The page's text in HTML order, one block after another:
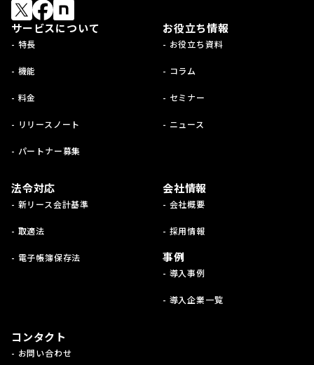
サービスについて
- 特長
- 機能
- 料金
- リリースノート
- パートナー募集
お役立ち情報
- お役立ち資料
- コラム
- セミナー
- ニュース
法令対応
- 新リース会計基準
- 取適法
- 電子帳簿保存法
会社情報
- 会社概要
- 採用情報
事例
- 導入事例
- 導入企業一覧
コンタクト
- お問い合わせ